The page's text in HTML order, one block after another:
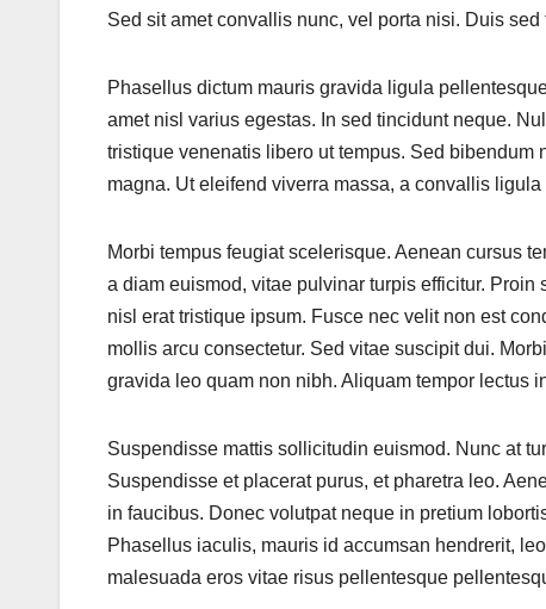
Sed sit amet convallis nunc, vel porta nisi. Duis
Phasellus dictum mauris gravida ligula
amet nisl varius egestas. In sed tincidunt neque.
tristique venenatis libero ut tempus. Sed
magna. Ut eleifend viverra massa, a convallis
Morbi tempus feugiat scelerisque. Aenean cursus
a diam euismod, vitae pulvinar turpis efficitur.
nisl erat tristique ipsum. Fusce nec velit non est
mollis arcu consectetur. Sed vitae suscipit dui.
gravida leo quam non nibh. Aliquam tempor lectus
Suspendisse mattis sollicitudin euismod. Nunc at
Suspendisse et placerat purus, et pharetra leo.
in faucibus. Donec volutpat neque in pretium
Phasellus iaculis, mauris id accumsan hendrerit,
malesuada eros vitae risus pellentesque